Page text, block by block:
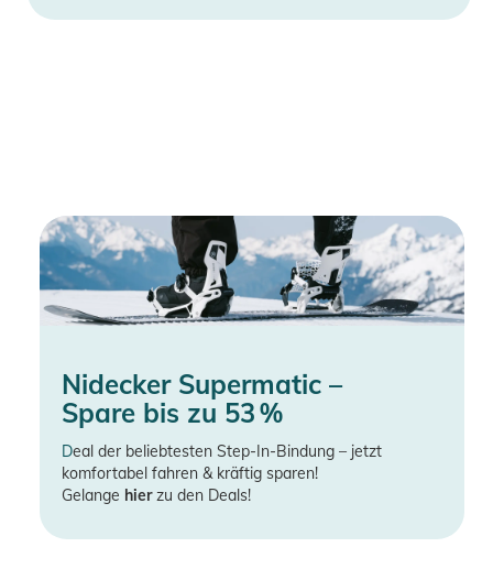
Nidecker Supermatic –
Spare bis zu 53 %
Deal der beliebtesten Step-In-Bindung – jetzt
komfortabel fahren & kräftig sparen!
Gelange hierzu den Deals!